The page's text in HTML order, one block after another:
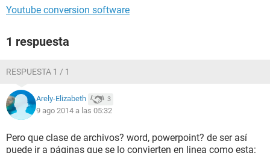
Youtube conversion software
1 respuesta
RESPUESTA 1 / 1
Arely-Elizabeth 3
9 ago 2014 a las 05:32
Pero que clase de archivos? word, powerpoint? de ser así
puede ir a páginas que se lo convierten en linea como esta: